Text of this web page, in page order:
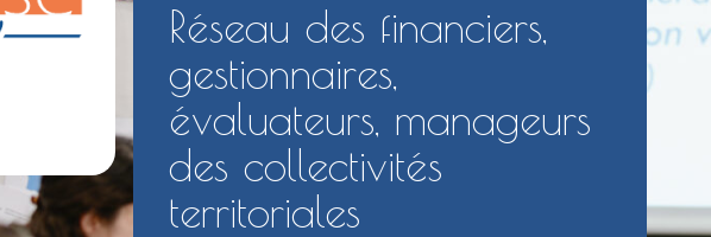
Réseau des financiers,
gestionnaires,
évaluateurs, manageurs
des collectivités
territoriales